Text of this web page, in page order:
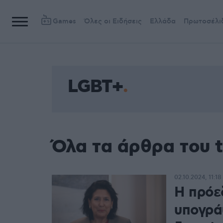
Games Όλες οι Ειδήσεις Ελλάδα
LGBT+
Όλα τα άρθρα του
Η
02.10.2024, 11:18